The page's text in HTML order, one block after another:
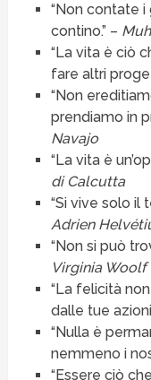
“Non contate
contino.” –
“La vita è ciò
fare altri
“Non
prendiamo in
Navajo
“La vita è
di Calcutta
“Si vive solo il
Adrien
“Non si può
Virginia Woolf
“La felicità
dalle tue
“Nulla è
nemmeno i
“Essere ciò